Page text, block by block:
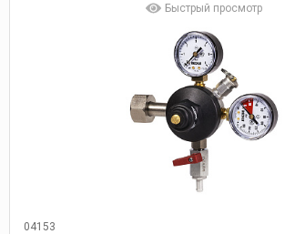
Быстрый просмотр
04153